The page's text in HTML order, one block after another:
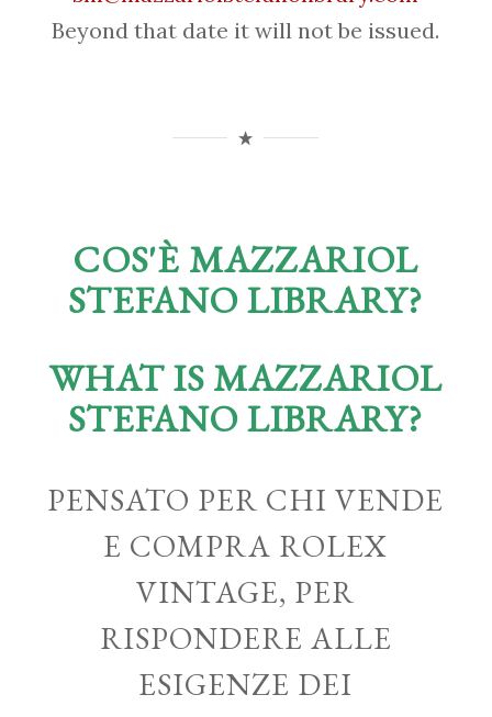
Beyond that date it will not be issued.
COS'È MAZZARIOL
STEFANO LIBRARY?
WHAT IS MAZZARIOL
STEFANO LIBRARY?
PENSATO PER CHI VENDE
E COMPRA ROLEX
VINTAGE, PER
RISPONDERE ALLE
ESIGENZE DEI